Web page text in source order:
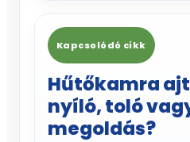
Kapcsolódó cikk
Hűtőkamra
nyíló, toló
megoldás?